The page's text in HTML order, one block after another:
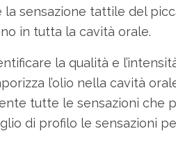
sensazione tattile del
in tutta la cavità orale.
la qualità e
l’olio nella cavità
tutte le sensazioni che
di profilo le sensazioni